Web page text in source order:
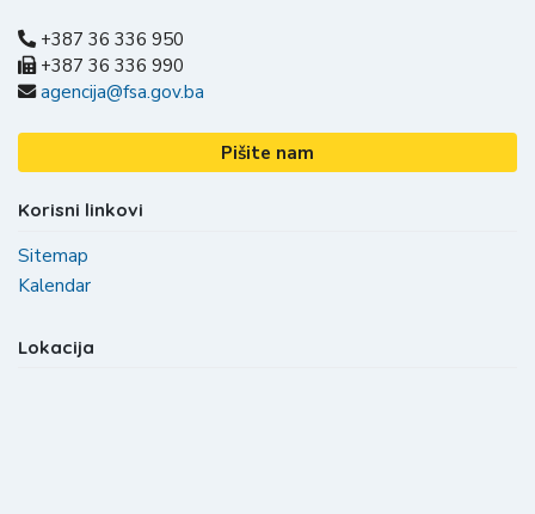
+387 36 336 950
+387 36 336 990
agencija@fsa.gov.ba
Pišite nam
Korisni linkovi
Sitemap
Kalendar
Lokacija